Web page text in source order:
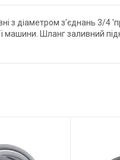
з діаметром з'єднань 3/4
Шланг заливний